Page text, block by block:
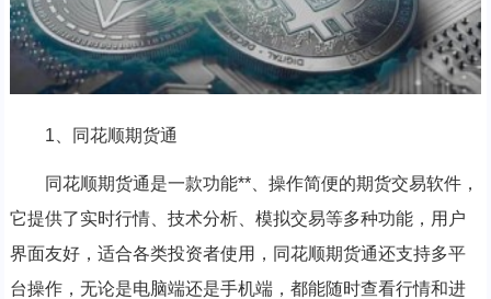
1、同花顺期货通
同花顺期货通是一款功能**、操作简便的期货交易软件，
它提供了实时行情、技术分析、模拟交易等多种功能，用户
界面友好，适合各类投资者使用，同花顺期货通还支持多平
台操作，无论是电脑端还是手机端，都能随时查看行情和进